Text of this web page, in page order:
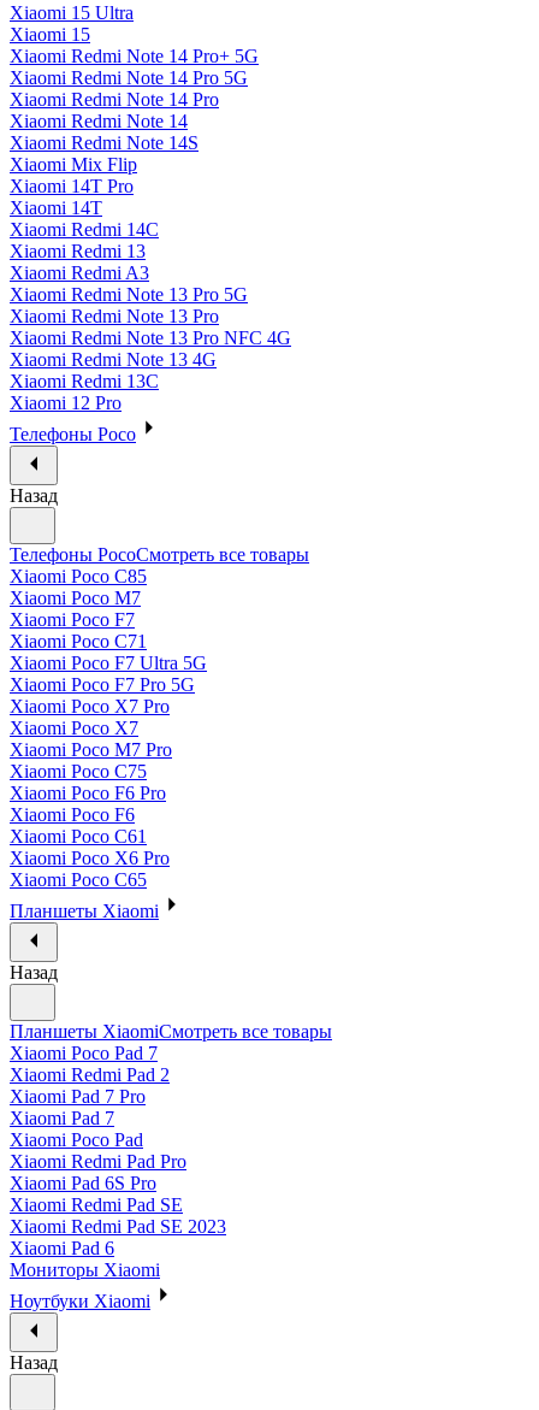
Xiaomi 15 Ultra
Xiaomi 15
Xiaomi Redmi Note 14 Pro+ 5G
Xiaomi Redmi Note 14 Pro 5G
Xiaomi Redmi Note 14 Pro
Xiaomi Redmi Note 14
Xiaomi Redmi Note 14S
Xiaomi Mix Flip
Xiaomi 14T Pro
Xiaomi 14T
Xiaomi Redmi 14C
Xiaomi Redmi 13
Xiaomi Redmi A3
Xiaomi Redmi Note 13 Pro 5G
Xiaomi Redmi Note 13 Pro
Xiaomi Redmi Note 13 Pro NFC 4G
Xiaomi Redmi Note 13 4G
Xiaomi Redmi 13C
Xiaomi 12 Pro
Телефоны Poco
Назад
Телефоны PocoСмотреть все товары
Xiaomi Poco C85
Xiaomi Poco M7
Xiaomi Poco F7
Xiaomi Poco C71
Xiaomi Poco F7 Ultra 5G
Xiaomi Poco F7 Pro 5G
Xiaomi Poco X7 Pro
Xiaomi Poco X7
Xiaomi Poco M7 Pro
Xiaomi Poco C75
Xiaomi Poco F6 Pro
Xiaomi Poco F6
Xiaomi Poco C61
Xiaomi Poco X6 Pro
Xiaomi Poco C65
Планшеты Xiaomi
Назад
Планшеты XiaomiСмотреть все товары
Xiaomi Poco Pad 7
Xiaomi Redmi Pad 2
Xiaomi Pad 7 Pro
Xiaomi Pad 7
Xiaomi Poco Pad
Xiaomi Redmi Pad Pro
Xiaomi Pad 6S Pro
Xiaomi Redmi Pad SE
Xiaomi Redmi Pad SE 2023
Xiaomi Pad 6
Мониторы Xiaomi
Ноутбуки Xiaomi
Назад